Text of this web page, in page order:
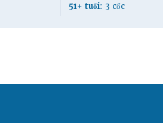
51+ tuổi: 3 cốc